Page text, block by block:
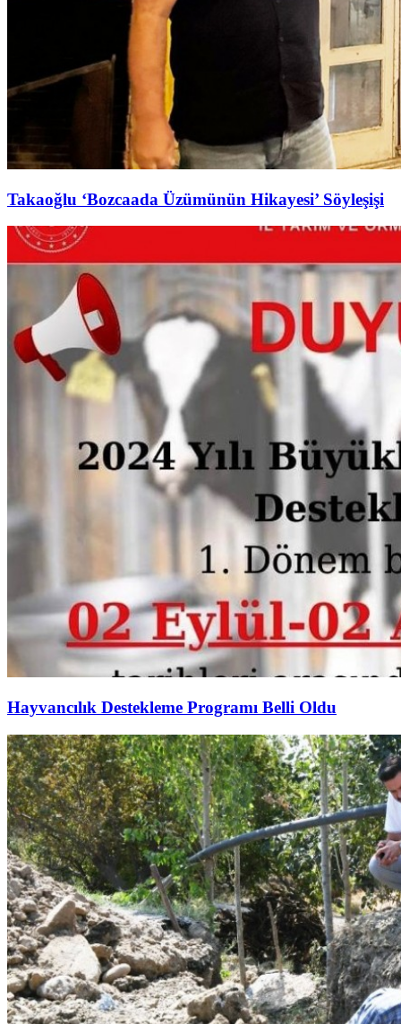
Takaoğlu ‘Bozcaada Üzümünün Hikayesi’ Söyleşişi
Hayvancılık Destekleme Programı Belli Oldu